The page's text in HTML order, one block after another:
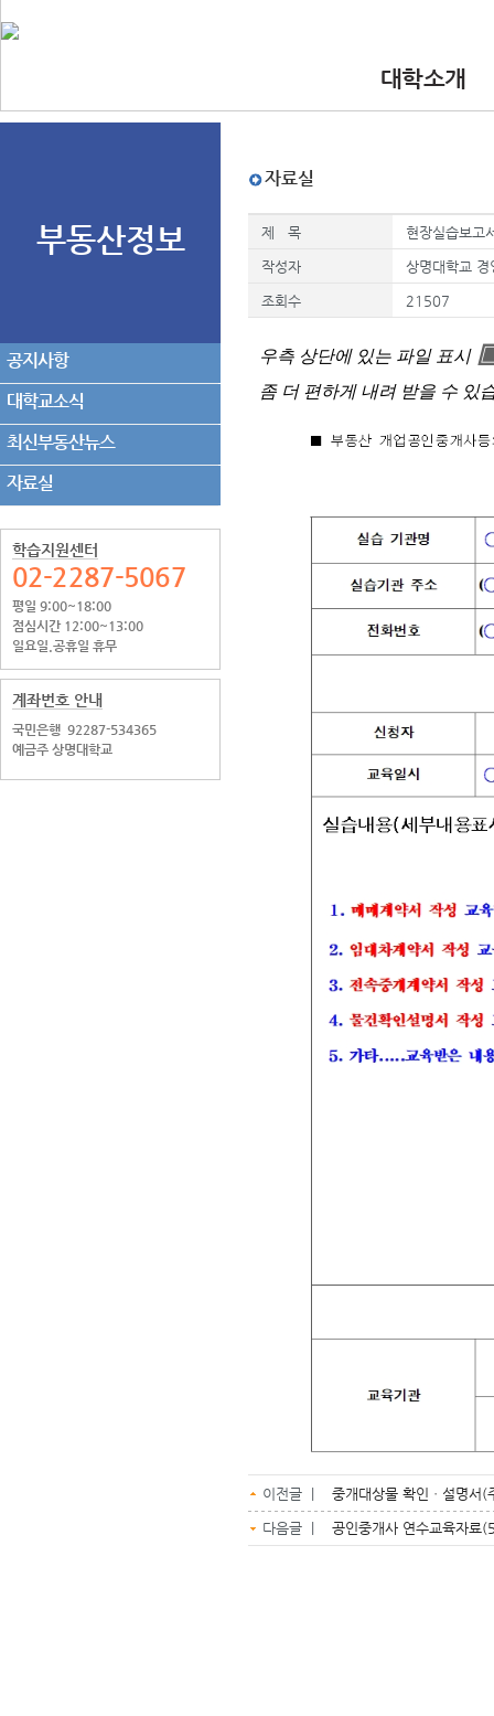
대학소개
•인사말
부동산정보
공지사항
대학교소식
최신부동산뉴스
자료실
학습지원센터
02-2287-5067
평일 9:00~18:00
점심시간 12:00~13:00
일요일.공휴일 휴무
계좌번호 안내
국민은행 92287-534365
예금주 상명대학교
자료실
제 목 현장실습보고
작성자 상명대학교 경
조회수 21507
우측 상단에 있는 파일 표시
좀 더 편하게 내려 받을 수 있
이전글 | 중개대상물 확인ㆍ설명서
다음글 | 공인중개사 연수교육자료